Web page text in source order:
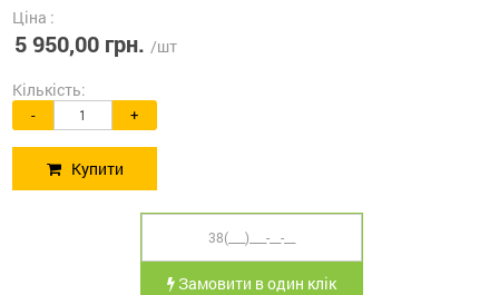
Ціна :
5 950,00 грн. /шт
Кількість:
- +
Купити
Замовити в один клік